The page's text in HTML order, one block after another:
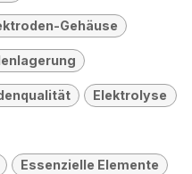
Gehäuse
Elektrolyse
Essenzielle Elemente